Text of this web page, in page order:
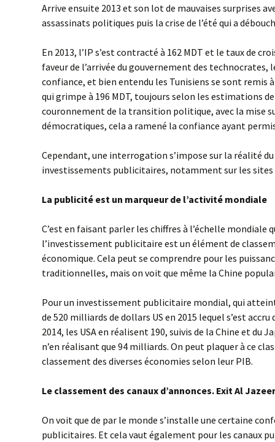
Arrive ensuite 2013 et son lot de mauvaises surprises
assassinats politiques puis la crise de l’été qui a
En 2013, l’IP s’est contracté à 162 MDT et le taux de
faveur de l’arrivée du gouvernement des technocrates,
confiance, et bien entendu les Tunisiens se sont remis
qui grimpe à 196 MDT, toujours selon les estimations de
couronnement de la transition politique, avec la mise
démocratiques, cela a ramené la confiance ayant
Cependant, une interrogation s’impose sur la réalité
investissements publicitaires, notamment sur les
La publicité est un marqueur de l’activité mondiale
C’est en faisant parler les chiffres à l’échelle mondiale
l’investissement publicitaire est un élément de
économique. Cela peut se comprendre pour les
traditionnelles, mais on voit que même la Chine
Pour un investissement publicitaire mondial, qui
de 520 milliards de dollars US en 2015 lequel s’est
2014, les USA en réalisent 190, suivis de la Chine et du
n’en réalisant que 94 milliards. On peut plaquer à ce
classement des diverses économies selon leur PIB.
Le classement des canaux d’annonces. Exit Al
On voit que de par le monde s’installe une certaine
publicitaires. Et cela vaut également pour les canaux